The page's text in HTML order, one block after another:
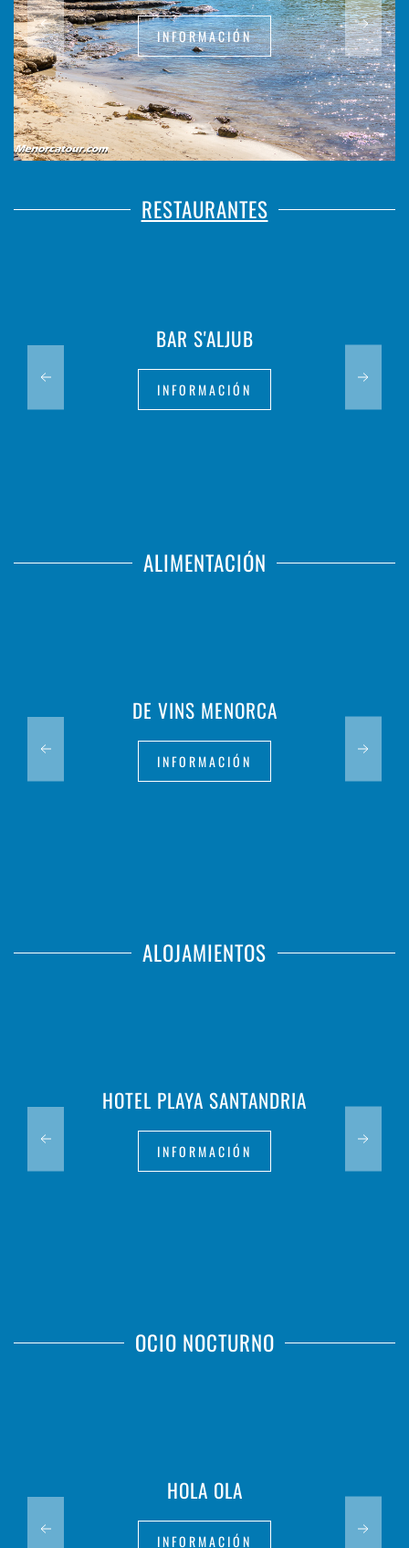
INFORMACIÓN
RESTAURANTES
BAR S'ALJUB
INFORMACIÓN
ALIMENTACIÓN
DE VINS MENORCA
INFORMACIÓN
ALOJAMIENTOS
HOTEL PLAYA SANTANDRIA
INFORMACIÓN
OCIO NOCTURNO
HOLA OLA
INFORMACIÓN